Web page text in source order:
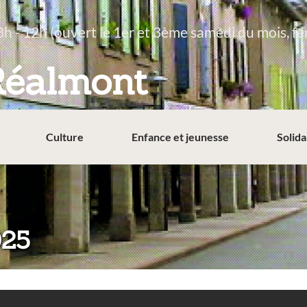
- 12h (ouvert le 1er et 3ème samedi du mois,
Culture Enfance et jeunesse